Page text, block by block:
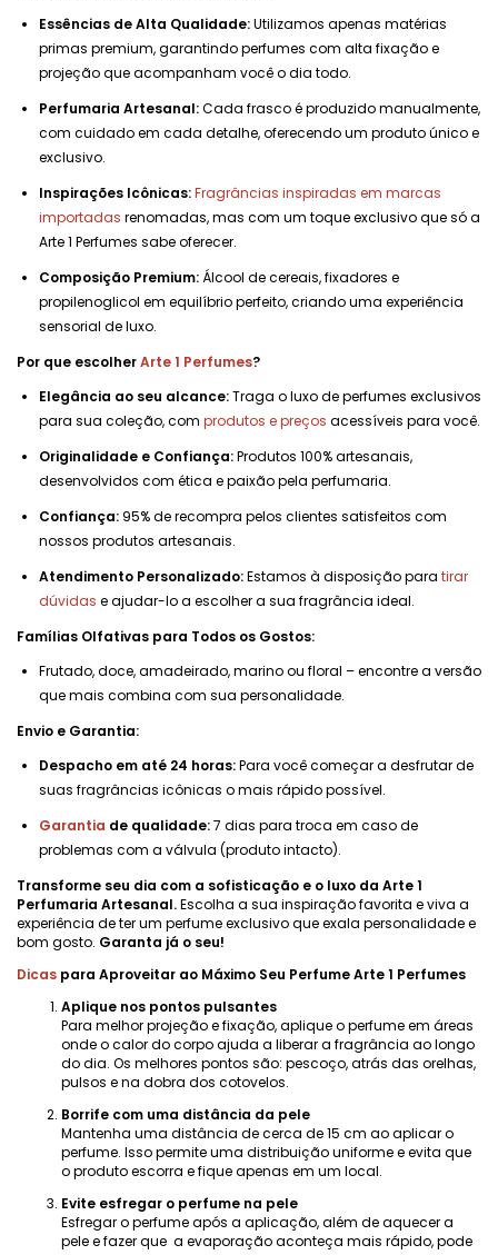
Essências de Alta Qualidade:Utilizamos apenas matérias
primas premium, garantindo perfumes com alta fixação e
projeção que acompanham você o dia todo.
Perfumaria Artesanal:Cada frasco é produzido manualmente,
com cuidado em cada detalhe, oferecendo um produto único e
exclusivo.
Inspirações Icônicas:Fragrâncias inspiradas em marcas
importadas renomadas, mas com um toque exclusivo que só a
Arte 1 Perfumes sabe oferecer.
Composição Premium:Álcool de cereais, fixadores e
propilenoglicol em equilíbrio perfeito, criando uma experiência
sensorial de luxo.
Por que escolherArte 1 Perfumes?
Elegância ao seu alcance:Traga o luxo de perfumes exclusivos
para sua coleção, com produtos e preços acessíveis para você.
Originalidade e Confiança:Produtos 100% artesanais,
desenvolvidos com ética e paixão pela perfumaria.
Confiança: 95% de recompra pelos clientes satisfeitos com
nossos produtos artesanais.
Atendimento Personalizado:Estamos à disposição para tirar
dúvidas e ajudar-lo a escolher a sua fragrância ideal.
Famílias Olfativas para Todos os Gostos:
Frutado, doce, amadeirado, marino ou floral – encontre a versão
que mais combina com sua personalidade.
Envio e Garantia:
Despacho em até 24 horas:Para você começar a desfrutar de
suas fragrâncias icônicas o mais rápido possível.
Garantia de qualidade:7 dias para troca em caso de
problemas com a válvula (produto intacto).
Transforme seu dia com a sofisticação e o luxo da Arte 1
Perfumaria Artesanal.Escolha a sua inspiração favorita e viva a
experiência de ter um perfume exclusivo que exala personalidade e
bom gosto. Garanta já o seu!
Dicas para Aproveitar ao Máximo Seu Perfume Arte 1 Perfumes
Aplique nos pontos pulsantes
Para melhor projeção e fixação, aplique o perfume em áreas
onde o calor do corpo ajuda a liberar a fragrância ao longo
do dia. Os melhores pontos são: pescoço, atrás das orelhas,
pulsos e na dobra dos cotovelos.
Borrife com uma distância da pele
Mantenha uma distância de cerca de 15 cm ao aplicar o
perfume. Isso permite uma distribuição uniforme e evita que
o produto escorra e fique apenas em um local.
Evite esfregar o perfume na pele
Esfregar o perfume após a aplicação, além de aquecer a
pele e fazer que a evaporação aconteça mais rápido, pode